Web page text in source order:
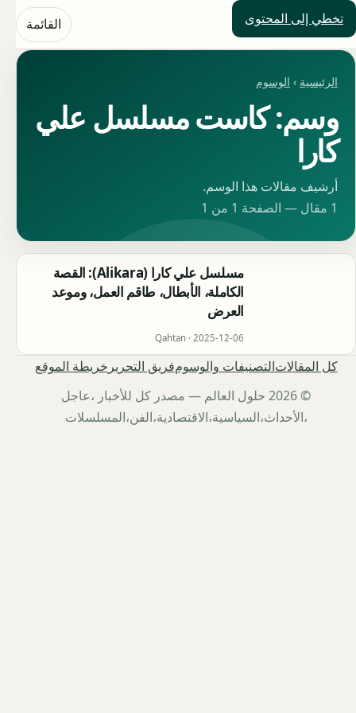
تخطي إلى المحتوى
حلول العالم القائمة
الرئيسية › الوسوم
وسم: كاست مسلسل علي
كارا
أرشيف مقالات هذا الوسم.
1 مقال — الصفحة 1 من 1
مسلسل علي كارا (Alikara): القصة
الكاملة، الأبطال، طاقم العمل، وموعد
العرض
Qahtan · 2025-12-06
كل المقالاتالتصنيفات والوسومفريق التحرير خريطة الموقع
© 2026 حلول العالم — مصدر كل للأخبار ،عاجل
،الأحداث،السياسية،الاقتصادية،الفن،المسلسلات